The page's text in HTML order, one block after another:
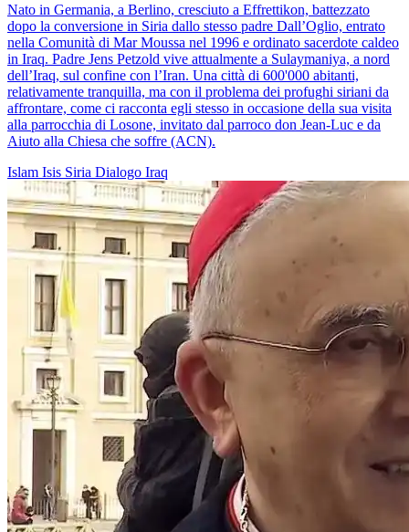
Nato in Germania, a Berlino, cresciuto a Effrettikon, battezzato
dopo la conversione in Siria dallo stesso padre Dall’Oglio, entrato
nella Comunità di Mar Moussa nel 1996 e ordinato sacerdote caldeo
in Iraq. Padre Jens Petzold vive attualmente a Sulaymaniya, a nord
dell’Iraq, sul confine con l’Iran. Una città di 600'000 abitanti,
relativamente tranquilla, ma con il problema dei profughi siriani da
affrontare, come ci racconta egli stesso in occasione della sua visita
alla parrocchia di Losone, invitato dal parroco don Jean-Luc e da
Aiuto alla Chiesa che soffre (ACN).
Islam Isis Siria Dialogo Iraq